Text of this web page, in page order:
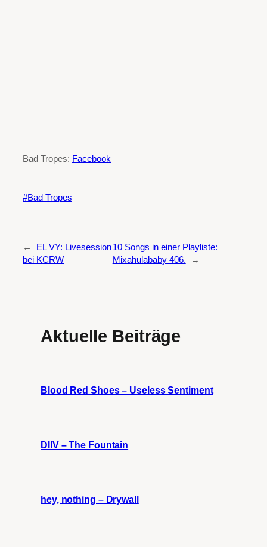
Bad Tropes: Facebook
Bad Tropes
←
EL VY: Livesession
bei KCRW
10 Songs in einer Playliste:
Mixahulababy 406.
→
Aktuelle Beiträge
Blood Red Shoes – Useless Sentiment
DIIV – The Fountain
hey, nothing – Drywall